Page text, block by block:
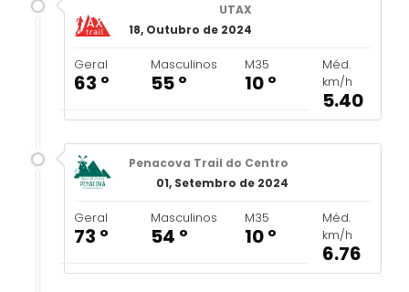
UTAX
18, Outubro de 2024
Geral
63 º
Masculinos
55 º
M35
10 º
Méd.
km/h
5.40
Penacova Trail do Centro
01, Setembro de 2024
Geral
73 º
Masculinos
54 º
M35
10 º
Méd.
km/h
6.76